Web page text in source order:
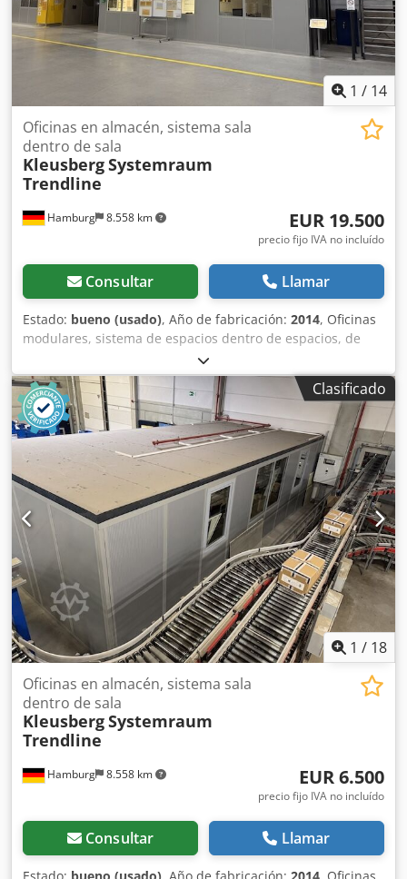
adosadas a una de las paredes del pabellón. Sin suelo
Estado: bueno Disponibilidad: a partir de
aproximadamente el cuarto trimestre de 2026 Ubicación:
1 / 14
Hamburg 8.558 km
Oficinas en almacén, sistema sala
dentro de sala
KleusbergSystemraum
Trendline
EUR 19.500
precio fijo IVA no incluído
Consultar Llamar
Estado: bueno (usado), Año de fabricación: 2014, Oficinas
modulares, sistema de espacios dentro de espacios, de
dos plantas con escalera, 2 espacios grandes y uno
pequeño – usadas: Precio en el lugar de origen: 19.500 €
(neto), desmontadas, embaladas y listas para ser cargadas.
Posición 1: Fabricante: Kleusberg Tipo: Sistema de
espacios Trendline Año de fabricación: desconocido,
probablemente 2014 Altura: aproximadamente 6 m Techo
accesible con carga máxima para una persona de 100 kg
Ancho de los elementos: aprox. 1,03 m Longitud: aprox.
21,40 m; la "abertura" para el paso mide aprox. 4,40 m
Profundidad: aprox. 4,24 m Altura de la planta baja: aprox.
2,86 m Dodpfx Acezqz D Asqokr Todas las oficinas están
cerradas en tres lados y, por lo tanto, tienen un lado
adosado a la pared del pabellón. Sin suelo. Estado: bueno
Disponibilidad: a partir del cuarto trimestre de 2026,
aproximadamente. Ubicación: Hamburgo
Clasificado
1 / 18
Hamburg 8.558 km
Oficinas en almacén, sistema sala
dentro de sala
KleusbergSystemraum
Trendline
EUR 6.500
precio fijo IVA no incluído
Consultar Llamar